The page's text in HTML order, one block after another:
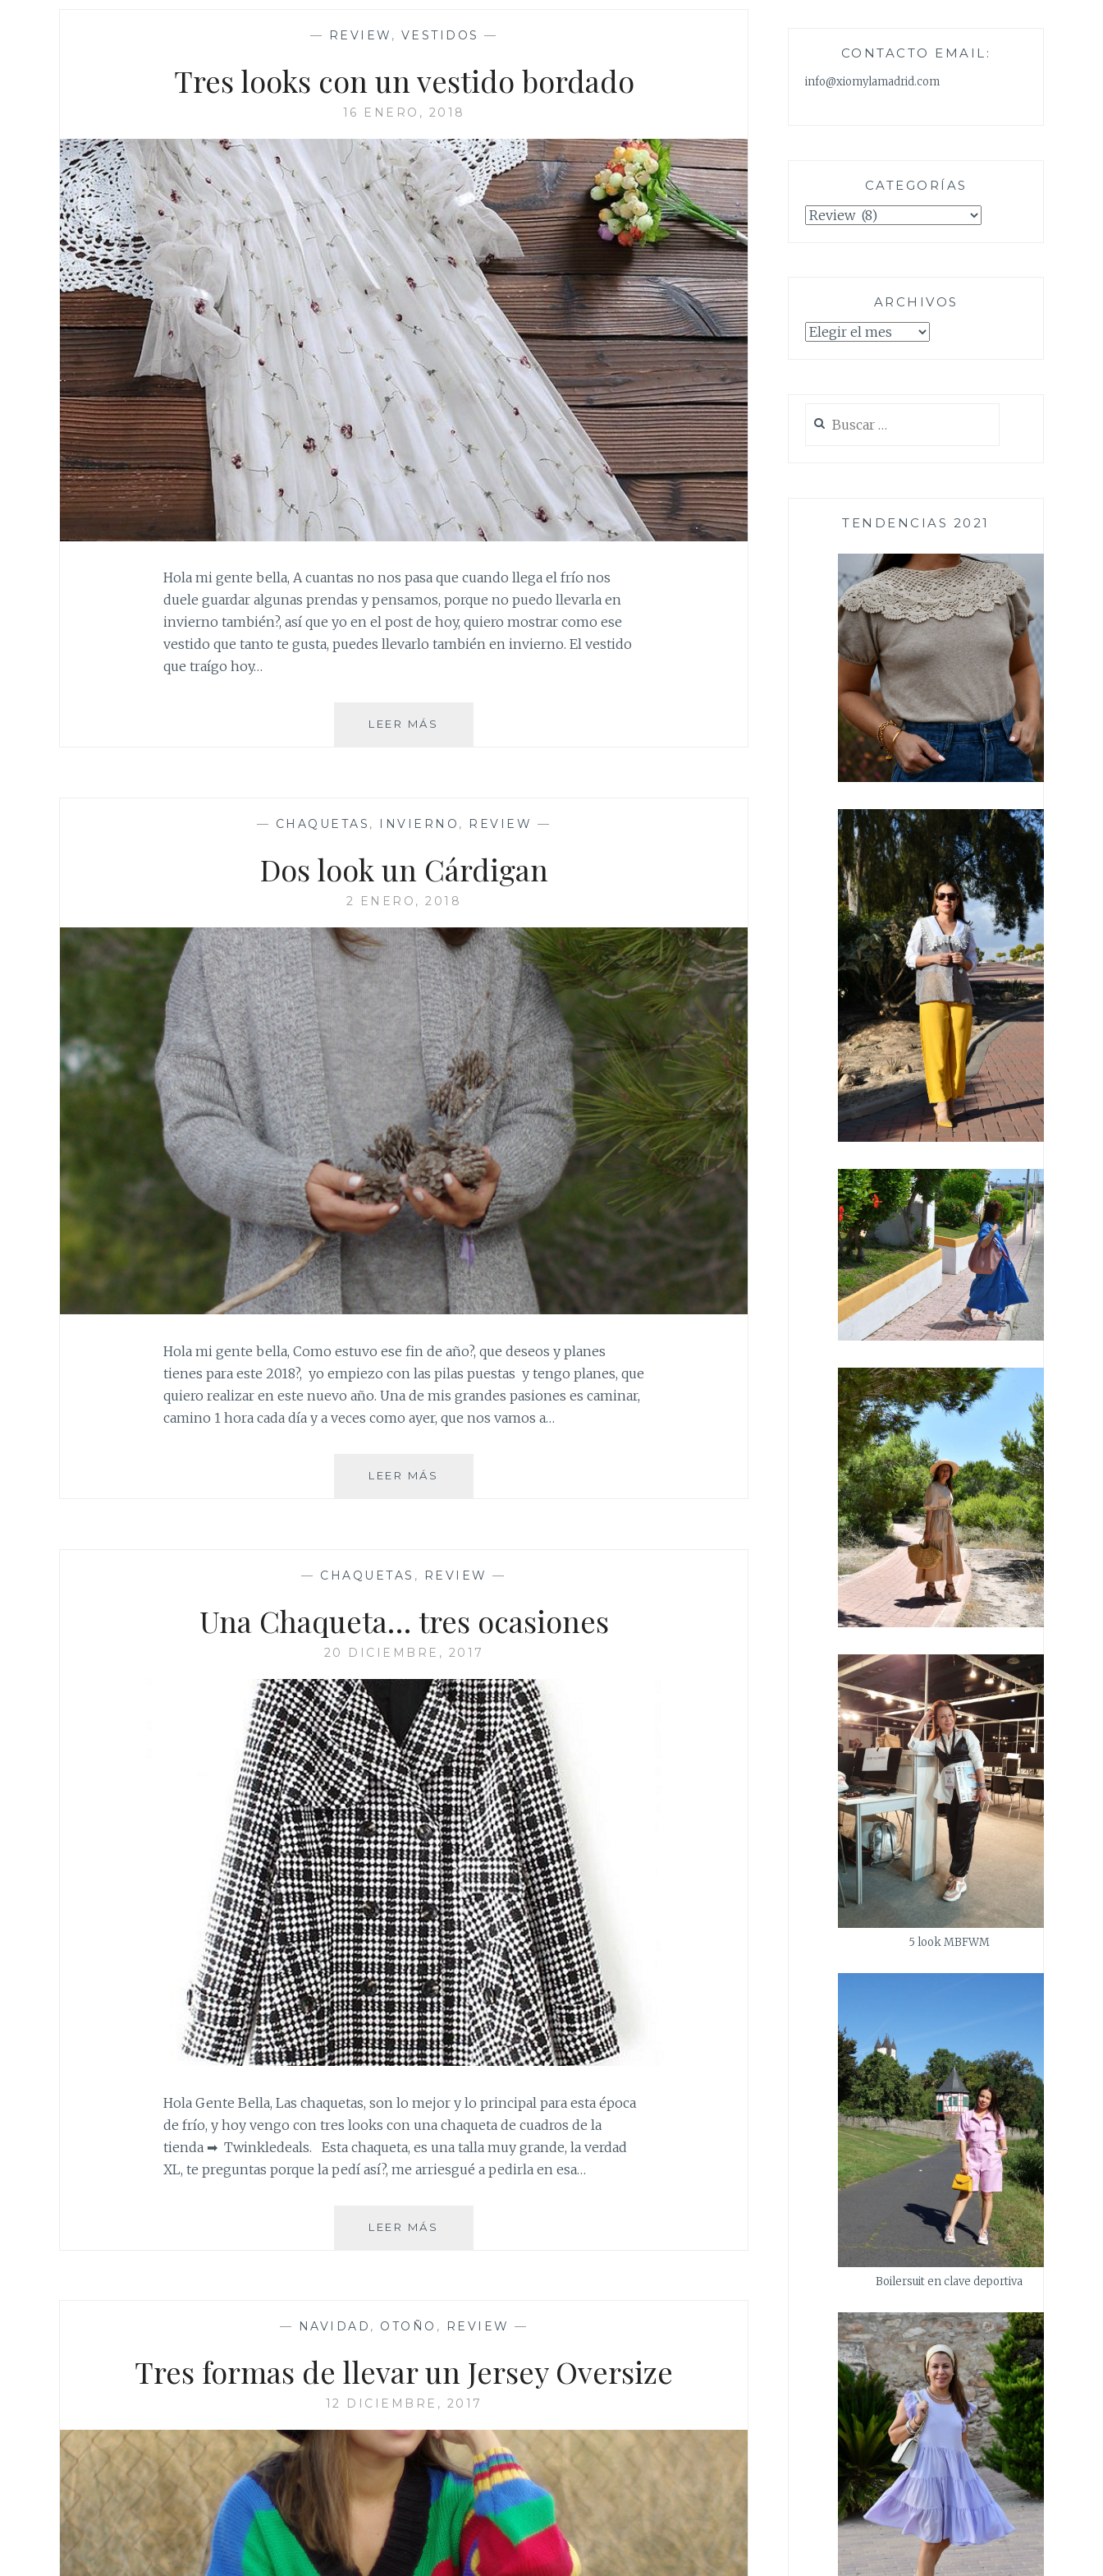
— REVIEW , VESTIDOS —
Tres looks con un vestido bordado
16 ENERO, 2018
Hola mi gente bella, A cuantas no nos pasa que cuando llega el frío nos
duele guardar algunas prendas y pensamos, porque no puedo llevarla en
invierno también?, así que yo en el post de hoy, quiero mostrar como ese
vestido que tanto te gusta, puedes llevarlo también en invierno. El vestido
que traígo hoy…
LEER MÁS
— CHAQUETAS , INVIERNO , REVIEW —
Dos look un Cárdigan
2 ENERO, 2018
Hola mi gente bella, Como estuvo ese fin de año?, que deseos y planes
tienes para este 2018?, yo empiezo con las pilas puestas y tengo planes, que
quiero realizar en este nuevo año. Una de mis grandes pasiones es caminar,
camino 1 hora cada día y a veces como ayer, que nos vamos a…
LEER MÁS
— CHAQUETAS , REVIEW —
Una Chaqueta… tres ocasiones
20 DICIEMBRE, 2017
Hola Gente Bella, Las chaquetas, son lo mejor y lo principal para esta época
de frío, y hoy vengo con tres looks con una chaqueta de cuadros de la
tienda ➡ Twinkledeals. Esta chaqueta, es una talla muy grande, la verdad
XL, te preguntas porque la pedí así?, me arriesgué a pedirla en esa…
LEER MÁS
— NAVIDAD , OTOÑO , REVIEW —
Tres formas de llevar un Jersey Oversize
12 DICIEMBRE, 2017
CONTACTO EMAIL:
info@xiomylamadrid.com
CATEGORÍAS
Categorías
ARCHIVOS
Archivos
TENDENCIAS 2021
5 look MBFWM
Boilersuit en clave deportiva